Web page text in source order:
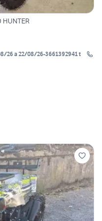
HUNTER
26 a 22/08/26-3661392941 t